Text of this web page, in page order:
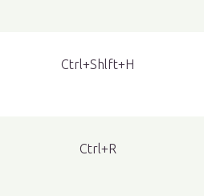
Ctrl+Shlft+H
Ctrl+R